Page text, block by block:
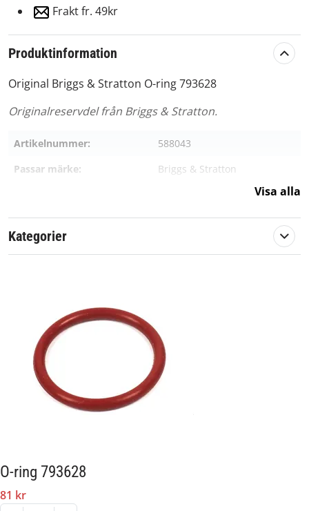
Frakt fr. 49kr
Produktinformation
Original Briggs & Stratton O-ring 793628
Originalreservdel från Briggs & Stratton.
Artikelnummer:
588043
Passar märke:
Briggs & Stratton
Visa alla
Kategorier
O-ring 793628
81 kr